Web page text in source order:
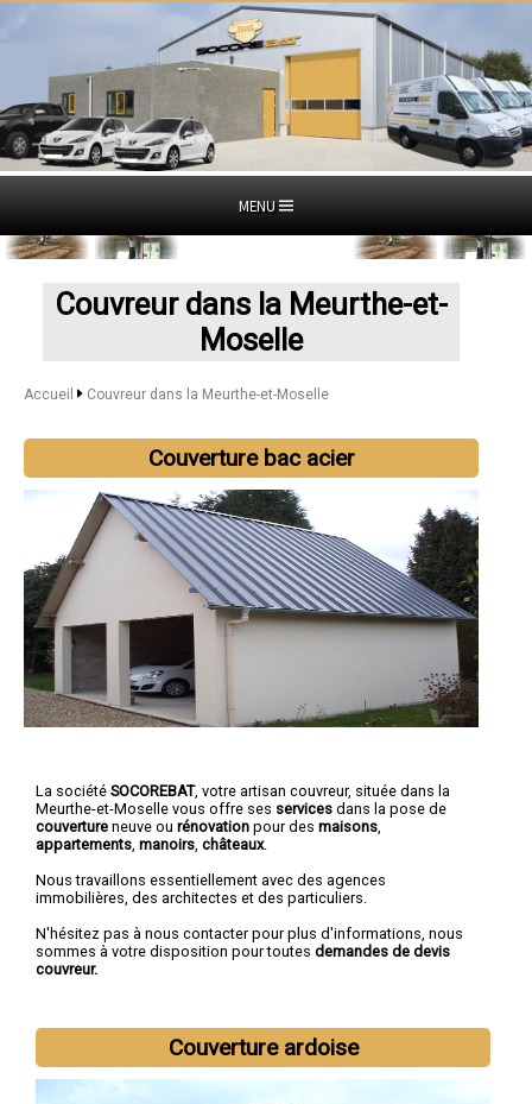
MENU
Couvreur dans la Meurthe-et-
Moselle
Accueil Couvreur dans la Meurthe-et-Moselle
Couverture bac acier
La société SOCOREBAT, votre artisan couvreur, située dans la
Meurthe-et-Moselle vous offre ses services dans la pose de
couverture neuve ou rénovation pour des maisons
appartements manoirs châteaux.
Nous travaillons essentiellement avec des agences
immobilières, des architectes et des particuliers.
N'hésitez pas à nous contacter pour plus d'informations, nous
sommes à votre disposition pour toutes demandes de devis
couvreur.
Couverture ardoise